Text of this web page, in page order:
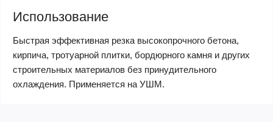
Использование
Быстрая эффективная резка высокопрочного бетона,
кирпича, тротуарной плитки, бордюрного камня и других
строительных материалов без принудительного
охлаждения. Применяется на УШМ.